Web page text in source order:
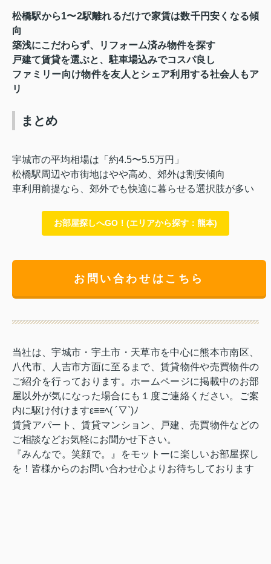
松橋駅から1〜2駅離れるだけで家賃は数千円安くなる傾
向
築浅にこだわらず、リフォーム済み物件を探す
戸建て賃貸を選ぶと、駐車場込みでコスパ良し
ファミリー向け物件を友人とシェア利用する社会人もア
リ
まとめ
宇城市の平均相場は「約4.5〜5.5万円」
松橋駅周辺や市街地はやや高め、郊外は割安傾向
車利用前提なら、郊外でも快適に暮らせる選択肢が多い
お部屋探しへGO！(エリアから探す：熊本)
お問い合わせはこちら
当社は、宇城市・宇土市・天草市を中心に熊本市南区、
八代市、人吉市方面に至るまで、賃貸物件や売買物件の
ご紹介を行っております。ホームページに掲載中のお部
屋以外が気になった場合にも１度ご連絡ください。ご案
内に駆け付けますε≡≡ﾍ( ´▽`)ﾉ
賃貸アパート、賃貸マンション、戸建、売買物件などの
ご相談などお気軽にお聞かせ下さい。
『みんなで。笑顔で。』をモットーに楽しいお部屋探し
を！皆様からのお問い合わせ心よりお待ちしております